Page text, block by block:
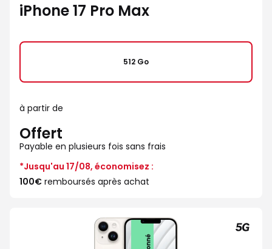
iPhone 17 Pro Max
512 Go
à partir de
Offert
Payable en plusieurs fois sans frais
*Jusqu'au 17/08, économisez :
100€ remboursés après achat